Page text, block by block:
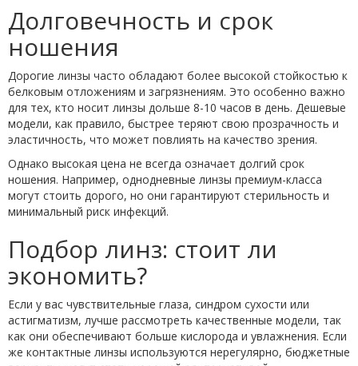
Долговечность и срок
ношения
Дорогие линзы часто обладают более высокой стойкостью к
белковым отложениям и загрязнениям. Это особенно важно
для тех, кто носит линзы дольше 8-10 часов в день. Дешевые
модели, как правило, быстрее теряют свою прозрачность и
эластичность, что может повлиять на качество зрения.
Однако высокая цена не всегда означает долгий срок
ношения. Например, однодневные линзы премиум-класса
могут стоить дорого, но они гарантируют стерильность и
минимальный риск инфекций.
Подбор линз: стоит ли
экономить?
Если у вас чувствительные глаза, синдром сухости или
астигматизм, лучше рассмотреть качественные модели, так
как они обеспечивают больше кислорода и увлажнения. Если
же контактные линзы используются нерегулярно, бюджетные